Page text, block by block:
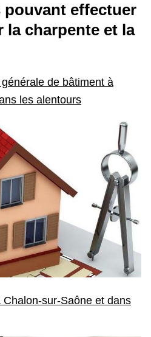
effectuer
la charpente et la
de bâtiment à
les alentours
sur-Saône et dans